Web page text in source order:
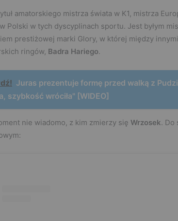
amatorskiego mistrza świata w K1, mistrza
Polski w tych dyscyplinach sportu. Jest byłym
prestiżowej marki Glory, w której między
ringów, Badra Hariego.
Juras prezentuje formę przed walką z
szybkość wróciła" [WIDEO]
nie wiadomo, z kim zmierzy się Wrzosek. Do